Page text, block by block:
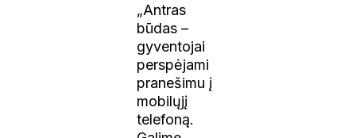
„Antras
būdas –
gyventojai
perspėjami
pranešimu į
mobilųjį
telefoną.